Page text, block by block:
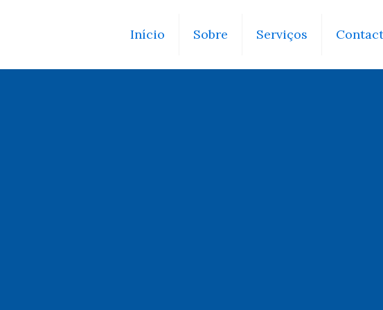
Início Sobre Serviços